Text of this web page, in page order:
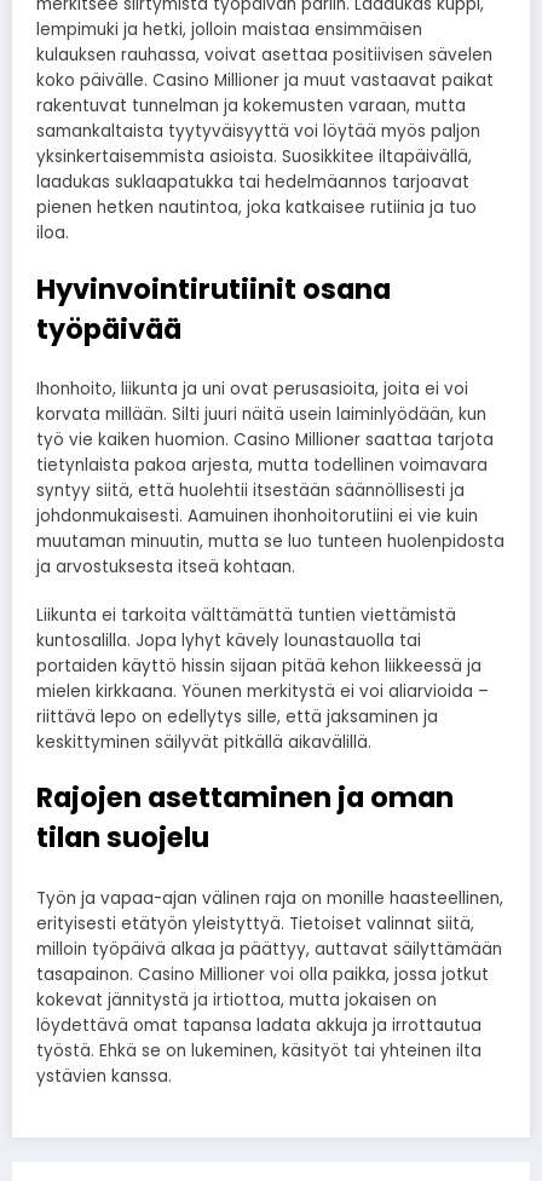
merkitsee siirtymistä työpäivän pariin. Laadukas kuppi,
lempimuki ja hetki, jolloin maistaa ensimmäisen
kulauksen rauhassa, voivat asettaa positiivisen sävelen
koko päivälle. Casino Millioner ja muut vastaavat paikat
rakentuvat tunnelman ja kokemusten varaan, mutta
samankaltaista tyytyväisyyttä voi löytää myös paljon
yksinkertaisemmista asioista. Suosikkitee iltapäivällä,
laadukas suklaapatukka tai hedelmäannos tarjoavat
pienen hetken nautintoa, joka katkaisee rutiinia ja tuo
iloa.
Hyvinvointirutiinit osana
työpäivää
Ihonhoito, liikunta ja uni ovat perusasioita, joita ei voi
korvata millään. Silti juuri näitä usein laiminlyödään, kun
työ vie kaiken huomion. Casino Millioner saattaa tarjota
tietynlaista pakoa arjesta, mutta todellinen voimavara
syntyy siitä, että huolehtii itsestään säännöllisesti ja
johdonmukaisesti. Aamuinen ihonhoitorutiini ei vie kuin
muutaman minuutin, mutta se luo tunteen huolenpidosta
ja arvostuksesta itseä kohtaan.
Liikunta ei tarkoita välttämättä tuntien viettämistä
kuntosalilla. Jopa lyhyt kävely lounastauolla tai
portaiden käyttö hissin sijaan pitää kehon liikkeessä ja
mielen kirkkaana. Yöunen merkitystä ei voi aliarvioida –
riittävä lepo on edellytys sille, että jaksaminen ja
keskittyminen säilyvät pitkällä aikavälillä.
Rajojen asettaminen ja oman
tilan suojelu
Työn ja vapaa-ajan välinen raja on monille haasteellinen,
erityisesti etätyön yleistyttyä. Tietoiset valinnat siitä,
milloin työpäivä alkaa ja päättyy, auttavat säilyttämään
tasapainon. Casino Millioner voi olla paikka, jossa jotkut
kokevat jännitystä ja irtiottoa, mutta jokaisen on
löydettävä omat tapansa ladata akkuja ja irrottautua
työstä. Ehkä se on lukeminen, käsityöt tai yhteinen ilta
ystävien kanssa.